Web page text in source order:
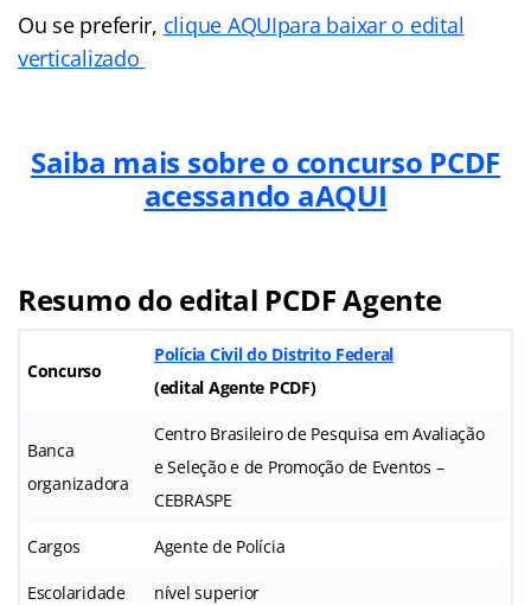
Ou se preferir, clique AQUIpara baixar o edital
verticalizado
Saiba mais sobre o concurso PCDF
acessando aAQUI
Resumo do edital PCDF Agente
Concurso
Polícia Civil do Distrito Federal
(edital Agente PCDF)
Banca
organizadora
Centro Brasileiro de Pesquisa em Avaliação
e Seleção e de Promoção de Eventos –
CEBRASPE
Cargos Agente de Polícia
Escolaridade nível superior